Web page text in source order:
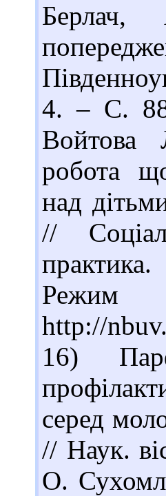
Берлач,
4. – С.
Войтова
робота
над
//
http://
16)
серед
// Наук.
О.